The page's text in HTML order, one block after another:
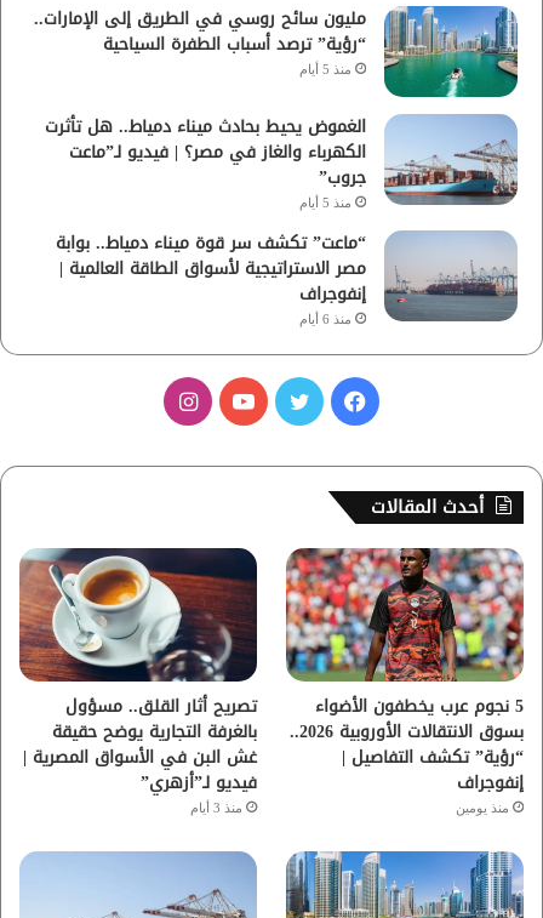
مليون سائح روسي في الطريق إلى الإمارات..
“رؤية” ترصد أسباب الطفرة السياحية
منذ 5 أيام
الغموض يحيط بحادث ميناء دمياط.. هل تأثرت
الكهرباء والغاز في مصر؟ | فيديو لـ”ماعت
جروب”
منذ 5 أيام
“ماعت” تكشف سر قوة ميناء دمياط.. بوابة
مصر الاستراتيجية لأسواق الطاقة العالمية |
إنفوجراف
منذ 6 أيام
س
ب
و
ك
ر
ي
و
ب
ت
ق
ر
ا
م
أحدث المقالات
5 نجوم عرب يخطفون الأضواء
بسوق الانتقالات الأوروبية 2026..
“رؤية” تكشف التفاصيل |
إنفوجراف
منذ يومين
تصريح أثار القلق.. مسؤول
بالغرفة التجارية يوضح حقيقة
غش البن في الأسواق المصرية |
فيديو لـ”أزهري”
منذ 3 أيام